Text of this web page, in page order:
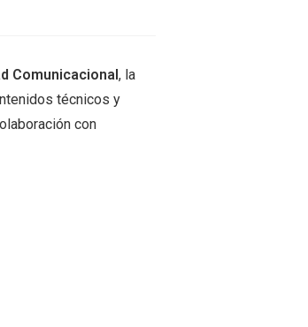
Comunicacional, la
técnicos y
con